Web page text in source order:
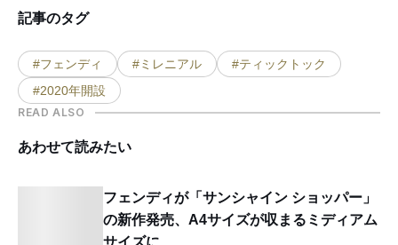
記事のタグ
#フェンディ #ミレニアル
#ティックトック
#2020年開設
READ ALSO
あわせて読みたい
フェンディが「サンシャイン ショッパー」
の新作発売、A4サイズが収まるミディアム